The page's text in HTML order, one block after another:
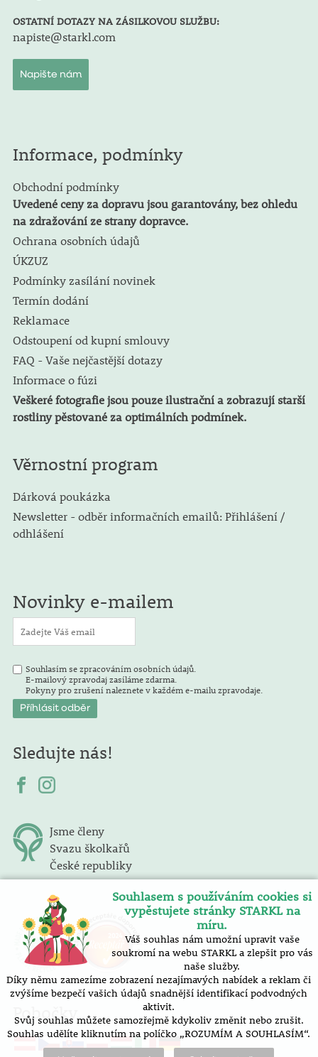
OSTATNÍ DOTAZY NA ZÁSILKOVOU SLUŽBU:
napiste@starkl.com
Napište nám
Informace, podmínky
Obchodní podmínky
Uvedené ceny za dopravu jsou garantovány, bez ohledu
na zdražování ze strany dopravce.
Ochrana osobních údajů
ÚKZUZ
Podmínky zasílání novinek
Termín dodání
Reklamace
Odstoupení od kupní smlouvy
FAQ - Vaše nejčastější dotazy
Informace o fúzi
Veškeré fotografie jsou pouze ilustrační a zobrazují starší
rostliny pěstované za optimálních podmínek.
Věrnostní program
Dárková poukázka
Newsletter - odběr informačních emailů: Přihlášení /
odhlášení
Novinky e-mailem
Souhlasím se zpracováním osobních údajů.
E-mailový zpravodaj zasíláme zdarma.
Pokyny pro zrušení naleznete v každém e-mailu zpravodaje.
Sledujte nás!
Jsme členy
Svazu školkařů
České republiky
Pobočky
Souhlasem s používáním cookies si
vypěstujete stránky STARKL na
míru.
Váš souhlas nám umožní upravit vaše
soukromí na webu STARKL a zlepšit pro vás
naše služby.
Díky němu zamezíme zobrazení nezajímavých nabídek a reklam či
zvýšíme bezpečí vašich údajů snadnější identifikací podvodných
aktivit.
Svůj souhlas můžete samozřejmě kdykoliv změnit nebo zrušit.
Souhlas udělíte kliknutím na políčko „ROZUMÍM A SOUHLASÍM“.